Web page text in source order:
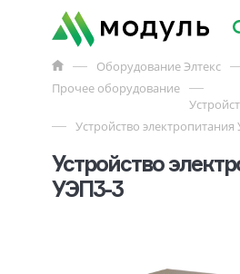
Оборудование Элтекс
Прочее оборудование
Устройство электропитания
Устройство
УЭП3-3